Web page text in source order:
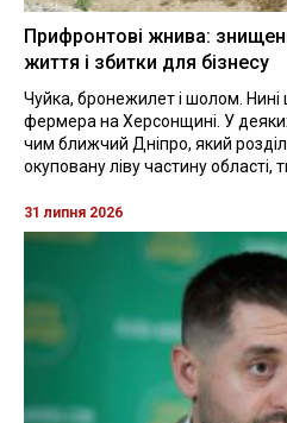
Прифронтові жнива:
життя і збитки для бізнесу
Чуйка, бронежилет і шолом. Нині
фермера на Херсонщині. У
чим ближчий Дніпро, який
окуповану ліву частину області,
31 липня 2026